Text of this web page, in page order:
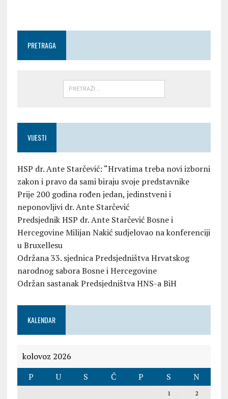
PRETRAGA
VIJESTI
HSP dr. Ante Starčević: “Hrvatima treba novi izborni
zakon i pravo da sami biraju svoje predstavnike
Prije 200 godina rođen jedan, jedinstveni i
neponovljivi dr. Ante Starčević
Predsjednik HSP dr. Ante Starčević Bosne i
Hercegovine Milijan Nakić sudjelovao na konferenciji
u Bruxellesu
Održana 33. sjednica Predsjedništva Hrvatskog
narodnog sabora Bosne i Hercegovine
Održan sastanak Predsjedništva HNS-a BiH
KALENDAR
kolovoz 2026
P
U S Č P S N
1 2